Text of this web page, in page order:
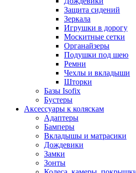
Защита сидений
Зеркала
Игрушки в дорогу
Москитные сетки
Органайзеры
Подушки под шею
Ремни
Чехлы и вкладыши
Шторки
Базы Isofix
Бустеры
Аксессуары к коляскам
Адаптеры
Бамперы
Вкладышы и матрасики
Дождевики
Замки
Зонты